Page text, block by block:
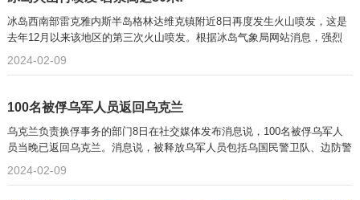
冰岛西南部雷克雅内斯半岛格林达维克镇附近8日再度发生火山喷发，这是
去年12月以来该地区的第三次火山喷发。根据冰岛气象局网站消息，强烈
2024-02-09
100名被俘乌军人员返回乌克兰
乌克兰负责换俘事务的部门8日在社交媒体发布消息说，100名被俘乌军人
员当晚已返回乌克兰。消息说，被释放乌军人员包括乌国民警卫队、边防警
2024-02-09